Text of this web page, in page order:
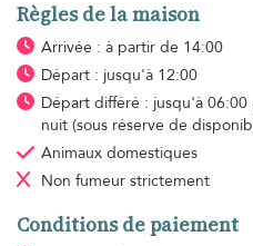
Règles de la maison
Arrivée : à partir de 14:00
Départ : jusqu'à 12:00
Départ différé : jusqu'à
nuit (sous réserve de
Animaux domestiques
Non fumeur strictement
Conditions de paiement